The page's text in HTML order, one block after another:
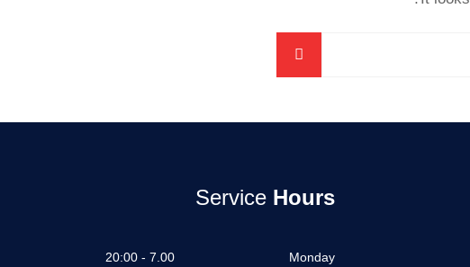
Service Hours
Monday
7.00 - 20:00